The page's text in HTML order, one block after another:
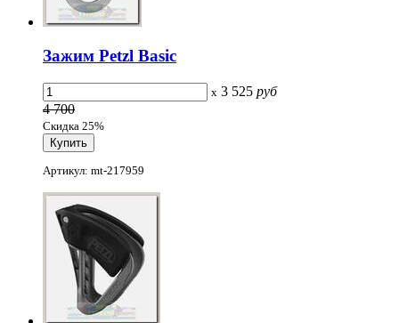
Зажим Petzl Basic
x 3 525 руб
4 700
Скидка 25%
Артикул: mt-217959